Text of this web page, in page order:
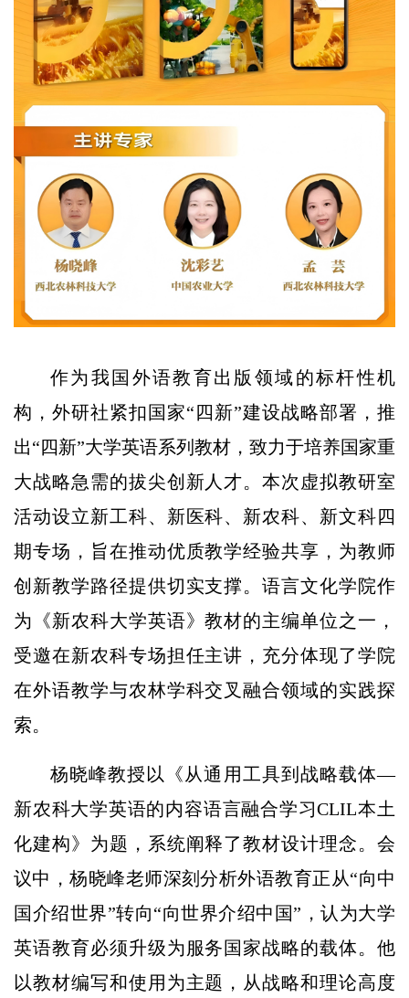
作为我国外语教育出版领域的标杆性机
构，外研社紧扣国家“四新”建设战略部署，推
出“四新”大学英语系列教材，致力于培养国家重
大战略急需的拔尖创新人才。本次虚拟教研室
活动设立新工科、新医科、新农科、新文科四
期专场，旨在推动优质教学经验共享，为教师
创新教学路径提供切实支撑。语言文化学院作
为《新农科大学英语》教材的主编单位之一，
受邀在新农科专场担任主讲，充分体现了学院
在外语教学与农林学科交叉融合领域的实践探
索。
杨晓峰教授以《从通用工具到战略载体—
新农科大学英语的内容语言融合学习CLIL本土
化建构》为题，系统阐释了教材设计理念。会
议中，杨晓峰老师深刻分析外语教育正从“向中
国介绍世界”转向“向世界介绍中国”，认为大学
英语教育必须升级为服务国家战略的载体。他
以教材编写和使用为主题，从战略和理论高度